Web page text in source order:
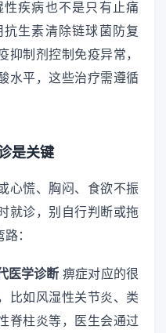
疾病也不是只有止痛
生素清除链球菌防复
抑制剂控制免疫异常，
水平，这些治疗需遵循
是关键
心慌、胸闷、食欲不振
就诊，别自行判断或拖
：
医学诊断 痹症对应的很
比如风湿性关节炎、类
脊柱炎等，医生会通过